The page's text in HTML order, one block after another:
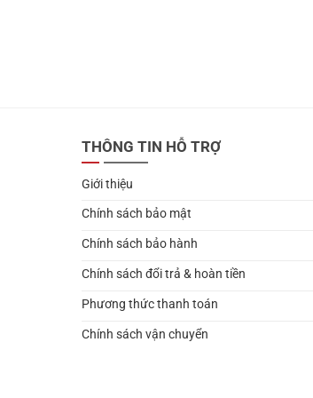
THÔNG TIN HỖ TRỢ
Giới thiệu
Chính sách bảo mật
Chính sách bảo hành
Chính sách đổi trả & hoàn tiền
Phương thức thanh toán
Chính sách vận chuyển